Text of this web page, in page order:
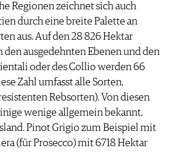
Regionen zeichnet sich auch
durch eine breite Palette an
aus. Auf den 28 826 Hektar
den ausgedehnten Ebenen und den
oder des Collio werden 66
Zahl umfasst alle Sorten,
Rebsorten). Von diesen
wenige allgemein bekannt,
Pinot Grigio zum Beispiel mit
(für Prosecco) mit 6718 Hektar